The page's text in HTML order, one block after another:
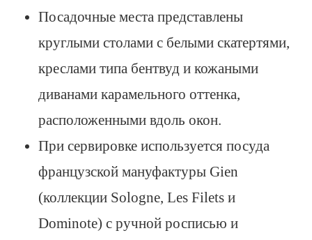
Посадочные места представлены
круглыми столами с белыми скатертями,
креслами типа бентвуд и кожаными
диванами карамельного оттенка,
расположенными вдоль окон.
При сервировке используется посуда
французской мануфактуры Gien
(коллекции Sologne, Les Filets и
Dominote) с ручной росписью и